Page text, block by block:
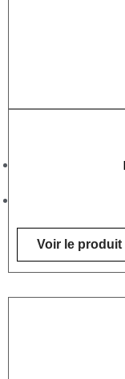
Voir le produit